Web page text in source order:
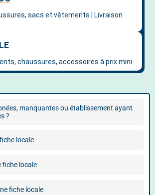
manquantes ou établissement ayant
?
locale
fiche locale
fiche locale